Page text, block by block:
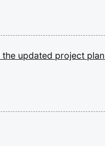
the updated project plan